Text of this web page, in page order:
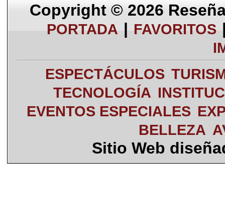
Copyright © 2026
PORTADA | FAVORITOS
ESPECTÁCULOS
TECNOLOGÍA
EVENTOS ESPECIALES
BELLEZA
Sitio Web